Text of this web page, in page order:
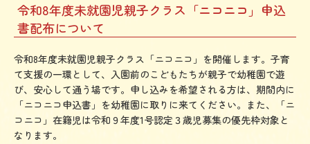
|
認
定
こ
ど
も
令和8年度未就園児親子クラス「ニコニコ」申込
書配布について
令和8年度未就園児親子クラス「ニコニコ」を開催します。子育
て支援の一環として、入園前のこどもたちが親子で幼稚園で遊
び、安心して通う場です。申し込みを希望される方は、期間内に
「ニコニコ申込書」を幼稚園に取りに来てください。また、「ニ
コニコ」在籍児は令和９年度1号認定３歳児募集の優先枠対象と
なります。